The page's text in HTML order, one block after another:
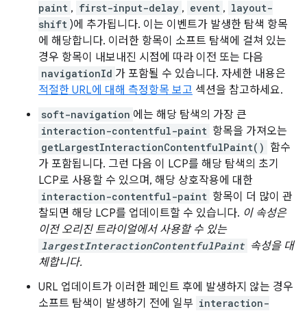
paint , first-input-delay , event , layout-
shift )에 추가됩니다. 이는 이벤트가 발생한 탐색 항목
에 해당합니다. 이러한 항목이 소프트 탐색에 걸쳐 있는
경우 항목이 내보내진 시점에 따라 이전 또는 다음
navigationId 가 포함될 수 있습니다. 자세한 내용은
적절한 URL에 대해 측정항목 보고 섹션을 참고하세요.
soft-navigation 에는 해당 탐색의 가장 큰
interaction-contentful-paint 항목을 가져오는
getLargestInteractionContentfulPaint() 함수
가 포함됩니다. 그런 다음 이 LCP를 해당 탐색의 초기
LCP로 사용할 수 있으며, 해당 상호작용에 대한
interaction-contentful-paint 항목이 더 많이 관
찰되면 해당 LCP를 업데이트할 수 있습니다. 이 속성은
이전 오리진 트라이얼에서 사용할 수 있는
largestInteractionContentfulPaint 속성을 대
체합니다.
URL 업데이트가 이러한 페인트 후에 발생하지 않는 경우
소프트 탐색이 발생하기 전에 일부 interaction-